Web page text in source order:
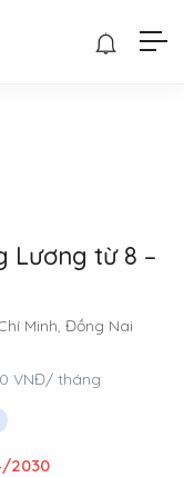
Lương từ 8 –
Minh, Đồng Nai
VNĐ/ tháng
2030